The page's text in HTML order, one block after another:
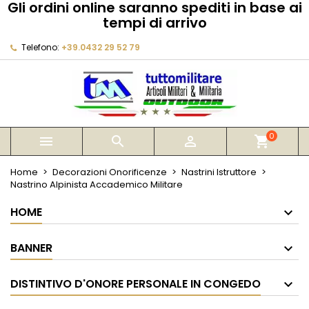
Gli ordini online saranno spediti in base ai
tempi di arrivo
Telefono: +39.0432 29 52 79
   shopping_cart0
Home Decorazioni Onorificenze
Nastrini Istruttore
Nastrino Alpinista Accademico Militare
HOME
BANNER
DISTINTIVO D'ONORE PERSONALE IN CONGEDO
My wishlists
add_circle_outline Create new list
Crea lista dei desideri
Annulla Crea lista dei desideri
Devi avere effettuato l'accesso per salvare dei
prodotti nella tua lista dei desideri.
Annulla